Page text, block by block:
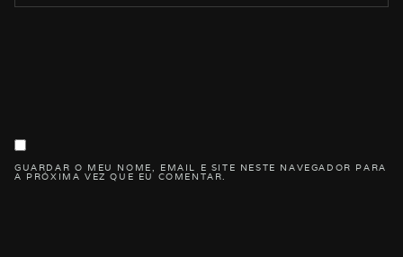
GUARDAR O MEU NOME, EMAIL E SITE NESTE NAVEGADOR PARA
A PRÓXIMA VEZ QUE EU COMENTAR.